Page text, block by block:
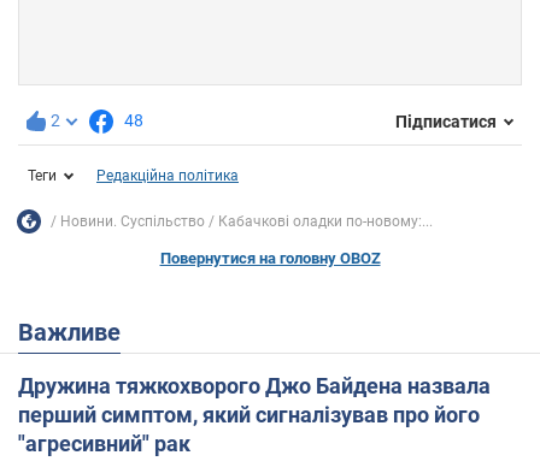
2 48 Підписатися
Теги Редакційна політика
Новини. Суспільство Кабачкові оладки по-новому:...
Повернутися на головну OBOZ
Важливе
Дружина тяжкохворого Джо Байдена назвала
перший симптом, який сигналізував про його
"агресивний" рак